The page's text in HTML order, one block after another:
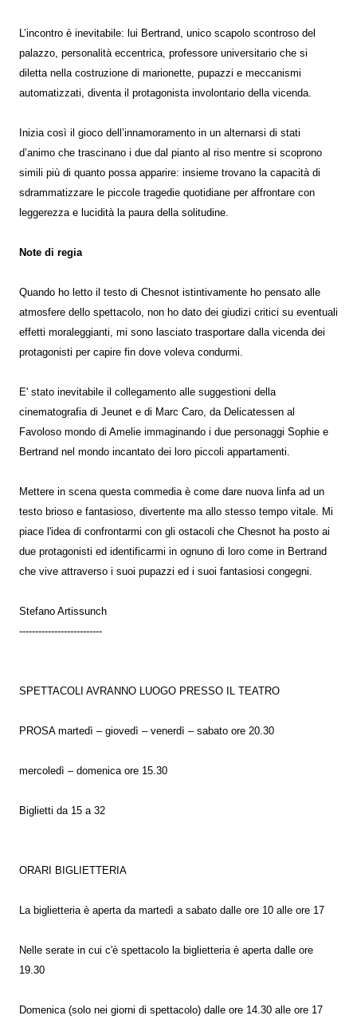
L’incontro è inevitabile: lui Bertrand, unico scapolo scontroso del
palazzo, personalità eccentrica, professore universitario che si
diletta nella costruzione di marionette, pupazzi e meccanismi
automatizzati, diventa il protagonista involontario della vicenda.
Inizia così il gioco dell’innamoramento in un alternarsi di stati
d’animo che trascinano i due dal pianto al riso mentre si scoprono
simili più di quanto possa apparire: insieme trovano la capacità di
sdrammatizzare le piccole tragedie quotidiane per affrontare con
leggerezza e lucidità la paura della solitudine.
Note di regia
Quando ho letto il testo di Chesnot istintivamente ho pensato alle
atmosfere dello spettacolo, non ho dato dei giudizi critici su eventuali
effetti moraleggianti, mi sono lasciato trasportare dalla vicenda dei
protagonisti per capire fin dove voleva condurmi.
E' stato inevitabile il collegamento alle suggestioni della
cinematografia di Jeunet e di Marc Caro, da Delicatessen al
Favoloso mondo di Amelie immaginando i due personaggi Sophie e
Bertrand nel mondo incantato dei loro piccoli appartamenti.
Mettere in scena questa commedia è come dare nuova linfa ad un
testo brioso e fantasioso, divertente ma allo stesso tempo vitale. Mi
piace l'idea di confrontarmi con gli ostacoli che Chesnot ha posto ai
due protagonisti ed identificarmi in ognuno di loro come in Bertrand
che vive attraverso i suoi pupazzi ed i suoi fantasiosi congegni.
Stefano Artissunch
--------------------------
SPETTACOLI AVRANNO LUOGO PRESSO IL TEATRO
PROSA martedì – giovedì – venerdì – sabato ore 20.30
mercoledì – domenica ore 15.30
Biglietti da 15 a 32
ORARI BIGLIETTERIA
La biglietteria è aperta da martedì a sabato dalle ore 10 alle ore 17
Nelle serate in cui c'è spettacolo la biglietteria è aperta dalle ore
19.30
Domenica (solo nei giorni di spettacolo) dalle ore 14.30 alle ore 17